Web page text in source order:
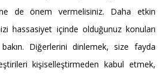
de önem vermelisiniz. Daha etkin
hassasiyet içinde olduğunuz konuları
Diğerlerini dinlemek, size fayda
kişiselleştirmeden kabul etmek,